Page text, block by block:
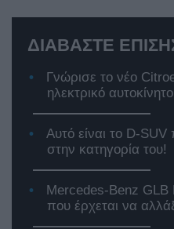
ΔΙΑΒΑΣΤΕ
Γνώρισε το νέο
ηλεκτρικό
Αυτό είναι το D-
στην κατηγορία του!
Mercedes-Benz
που έρχεται να